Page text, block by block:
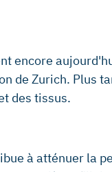
Zurich. Plus
des tissus.
à atténuer la